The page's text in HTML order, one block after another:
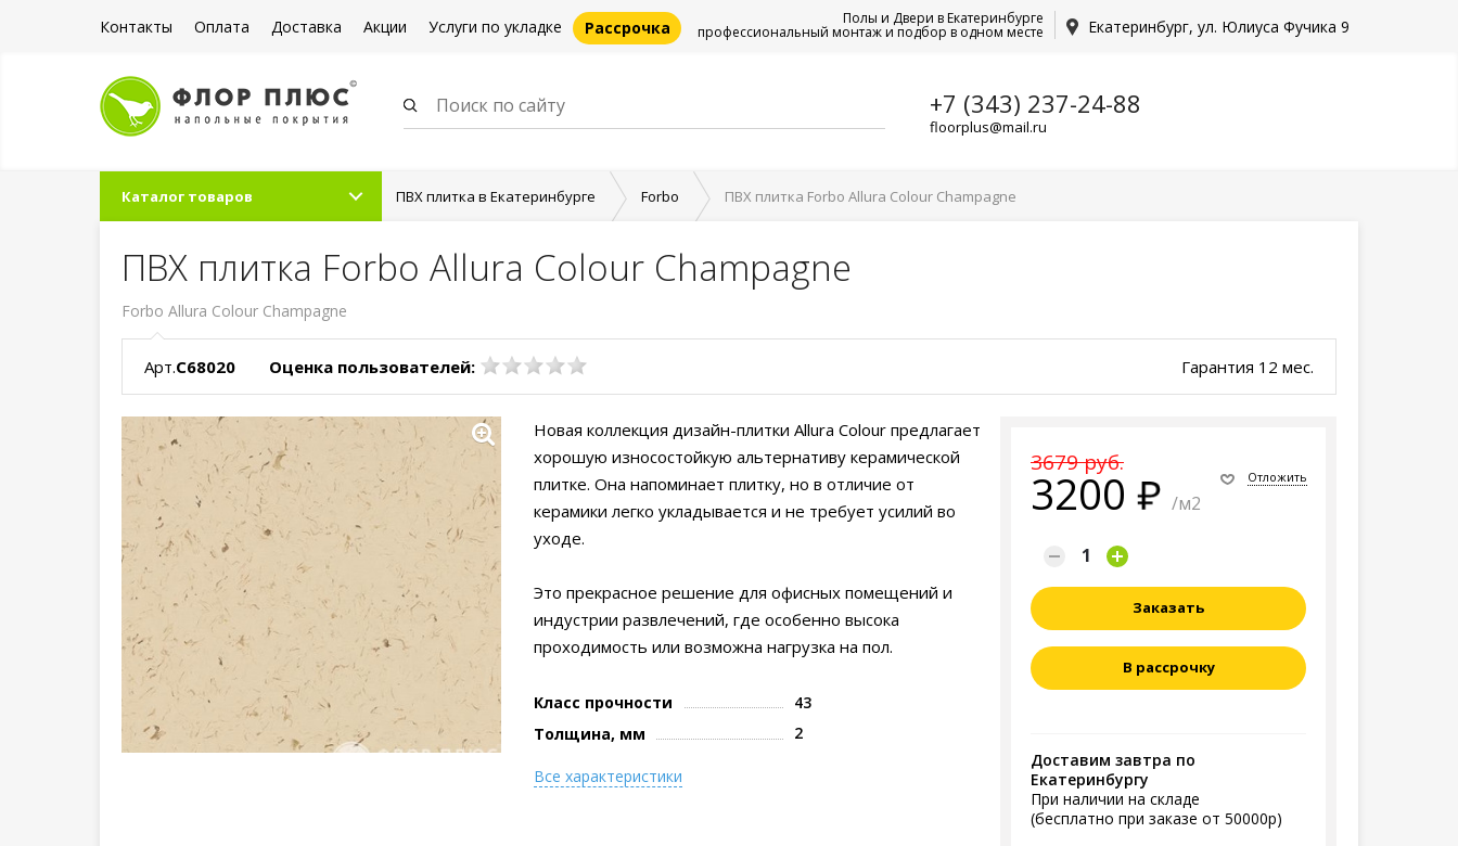
Контакты Оплата Доставка Акции Услуги по укладке Рассрочка Екатеринбург, ул. Юлиуса Фучика 9
Полы и Двери в Екатеринбурге
профессиональный монтаж и подбор в одном месте
+7 (343) 237-24-88
floorplus@mail.ru
Каталог товаров ПВХ плитка в Екатеринбурге Forbo ПВХ плитка Forbo Allura Colour Champagne
ПВХ плитка Forbo Allura Colour Champagne
Forbo Allura Colour Champagne
Арт.C68020 Оценка пользователей: Гарантия 12 мес.
3679 руб.
3200 /м2
Отложить
Заказать
В рассрочку
Доставим завтра по
Екатеринбургу
При наличии на складе
(бесплатно при заказе от 50000р)
Новая коллекция дизайн-плитки Allura Colour предлагает
хорошую износостойкую альтернативу керамической
плитке. Она напоминает плитку, но в отличие от
керамики легко укладывается и не требует усилий во
уходе.
Это прекрасное решение для офисных помещений и
индустрии развлечений, где особенно высока
проходимость или возможна нагрузка на пол.
Класс прочности
43
Толщина, мм
2
Все характеристики